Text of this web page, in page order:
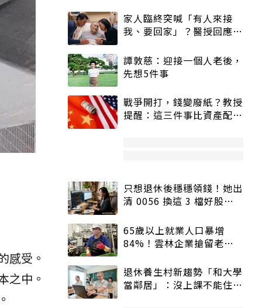
感受。
之中。
家人臨終突喊「有人來接
我、要回家」？醫授回應方
譚敦慈：迎接一個人老後，
先想5件事
戰爭開打，錢變廢紙？教授
提醒：這三件事比資產配置
只想退休後穩穩領錢！她出
清 0056 換這 3 檔好股：
65歲以上就業人口暴增
84%！雲林企業搶留老員
退休養生村新趨勢「和大學
當鄰居」：沒上課不能住、